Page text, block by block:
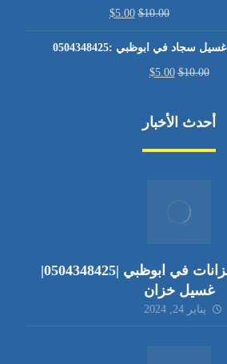
$10.00
$5.00
غسيل سجاد في ابوظبي :0504348425
$10.00
$5.00
أحدث الأخبار
شركة تنظيف خزانات في ابوظبي |0504348425|
غسيل خزان
يناير 24, 2024